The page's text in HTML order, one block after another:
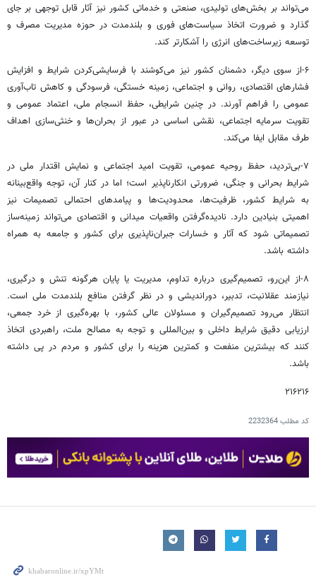
می‌تواند بر بخش‌های تولیدی، صنعتی و خدماتی کشور نیز آثار قابل توجهی بر جای
گذارد و ضرورت اتخاذ سیاست‌های فوری و بلندمدت در حوزه مدیریت مصرف و
توسعه زیرساخت‌های انرژی را آشکارتر کند.
۶-از سوی دیگر، دشمنان کشور نیز می‌کوشند با فرسایشی‌کردن شرایط و افزایش
فشارهای اقتصادی، روانی و اجتماعی، زمینه خستگی، فرسودگی و کاهش تاب‌آوری
عمومی را فراهم آورند. در چنین شرایطی، حفظ انسجام ملی، اعتماد عمومی و
تقویت سرمایه اجتماعی، نقشی اساسی در عبور از بحران‌ها و خنثی‌سازی اهداف
طرف مقابل ایفا می‌کند.
۷-بی‌تردید، حفظ روحیه عمومی، تقویت امید اجتماعی و نمایش اقتدار ملی در
شرایط بحرانی و جنگی، ضرورتی انکارناپذیر است؛ اما در کنار آن، توجه واقع‌بینانه
به شرایط کشور، ظرفیت‌ها، محدودیت‌ها و پیامدهای احتمالی تصمیمات نیز
اهمیتی بنیادین دارد. نادیده‌گرفتن واقعیات میدانی و اقتصادی می‌تواند زمینه‌ساز
تصمیماتی شود که آثار و خسارات جبران‌ناپذیری برای کشور و جامعه به همراه
داشته باشد.
۸-از این‌رو، تصمیم‌گیری درباره تداوم، مدیریت یا پایان هرگونه تنش و درگیری،
نیازمند عقلانیت، تدبیر، دوراندیشی و در نظر گرفتن منافع بلندمدت ملی است.
انتظار می‌رود تصمیم‌گیران و مسئولان عالی کشور، با بهره‌گیری از خرد جمعی،
ارزیابی دقیق شرایط داخلی و بین‌المللی و توجه به مصالح ملت، راهبردی اتخاذ
کنند که بیشترین منفعت و کمترین هزینه را برای کشور و مردم در پی داشته
باشد.
۲۱۶۲۱۶
کد مطلب2232364